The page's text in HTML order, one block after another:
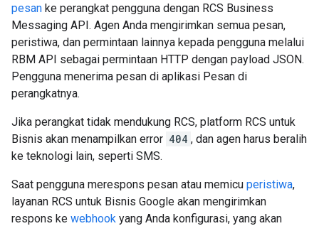
pesan ke perangkat pengguna dengan RCS Business
Messaging API. Agen Anda mengirimkan semua pesan,
peristiwa, dan permintaan lainnya kepada pengguna melalui
RBM API sebagai permintaan HTTP dengan payload JSON.
Pengguna menerima pesan di aplikasi Pesan di
perangkatnya.
Jika perangkat tidak mendukung RCS, platform RCS untuk
Bisnis akan menampilkan error 404 , dan agen harus beralih
ke teknologi lain, seperti SMS.
Saat pengguna merespons pesan atau memicu peristiwa,
layanan RCS untuk Bisnis Google akan mengirimkan
respons ke webhook yang Anda konfigurasi, yang akan